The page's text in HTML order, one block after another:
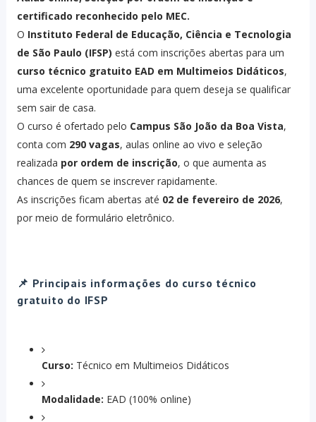
certificado reconhecido pelo MEC.
O Instituto Federal de Educação, Ciência e Tecnologia
de São Paulo (IFSP) está com inscrições abertas para um
curso técnico gratuito EAD em Multimeios Didáticos,
uma excelente oportunidade para quem deseja se qualificar
sem sair de casa.
O curso é ofertado pelo Campus São João da Boa Vista,
conta com 290 vagas, aulas online ao vivo e seleção
realizada por ordem de inscrição, o que aumenta as
chances de quem se inscrever rapidamente.
As inscrições ficam abertas até 02 de fevereiro de 2026,
por meio de formulário eletrônico.
📌 Principais informações do curso técnico
gratuito do IFSP
Curso: Técnico em Multimeios Didáticos
Modalidade: EAD (100% online)